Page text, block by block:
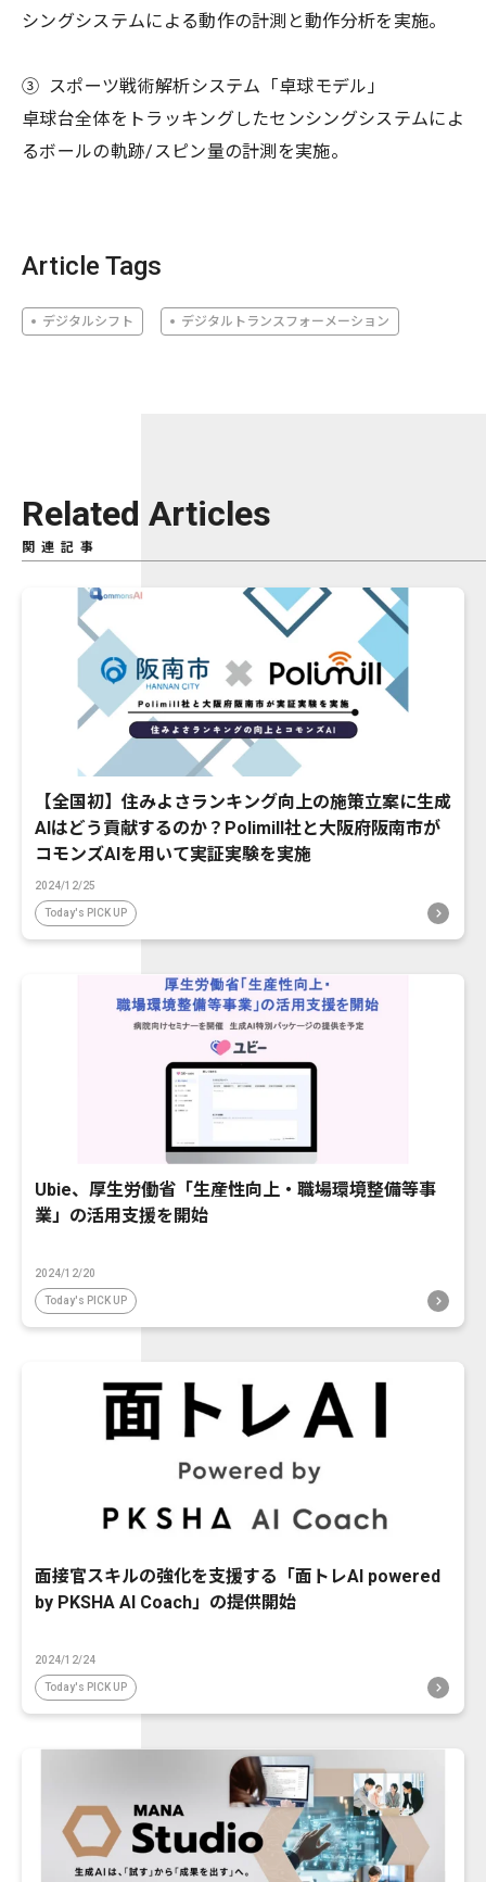
シングシステムによる動作の計測と動作分析を実施。
③ スポーツ戦術解析システム「卓球モデル」
卓球台全体をトラッキングしたセンシングシステムによ
るボールの軌跡/スピン量の計測を実施。
Article Tags
デジタルシフト デジタルトランスフォーメーション
Related Articles
関連記事
【全国初】住みよさランキング向上の施策立案に生成
AIはどう貢献するのか？Polimill社と大阪府阪南市が
コモンズAIを用いて実証実験を実施
2024/12/25
Today's PICK UP
Ubie、厚生労働省「生産性向上・職場環境整備等事
業」の活用支援を開始
2024/12/20
Today's PICK UP
面接官スキルの強化を支援する「面トレAI powered
by PKSHA AI Coach」の提供開始
2024/12/24
Today's PICK UP